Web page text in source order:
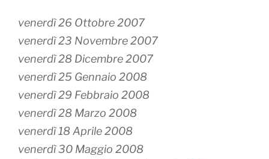
venerdì 26 Ottobre 2007
venerdì 23 Novembre 2007
venerdì 28 Dicembre 2007
venerdì 25 Gennaio 2008
venerdì 29 Febbraio 2008
venerdì 28 Marzo 2008
venerdì 18 Aprile 2008
venerdì 30 Maggio 2008